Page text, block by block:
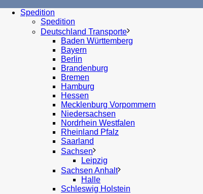
Spedition
Spedition
Deutschland Transporte
Baden Württemberg
Bayern
Berlin
Brandenburg
Bremen
Hamburg
Hessen
Mecklenburg Vorpommern
Niedersachsen
Nordrhein Westfalen
Rheinland Pfalz
Saarland
Sachsen
Leipzig
Sachsen Anhalt
Halle
Schleswig Holstein